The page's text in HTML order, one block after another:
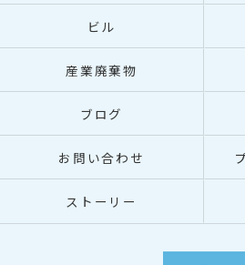
ビル
産業廃棄物
ブログ
お問い合わせ
ストーリー